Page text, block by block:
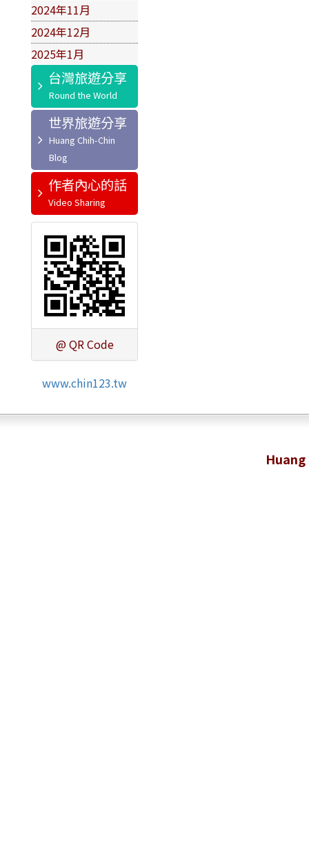
2024年11月
2024年12月
2025年1月
台灣旅遊分享
世界旅遊分享
作者內心的話
@ QR Code
www.chin123.tw